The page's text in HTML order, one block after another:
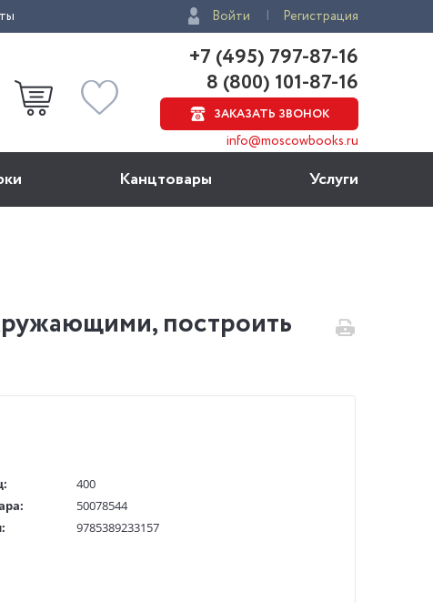
Войти Регистрация
+7 (495) 797-87-16
8 (800) 101-87-16
ЗАКАЗАТЬ ЗВОНОК
info@moscowbooks.ru
Канцтовары Услуги
построить
400
50078544
9785389233157